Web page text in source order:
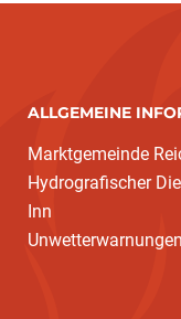
ALLGEMEINE
Marktgemeinde
Hydrografischer
Inn